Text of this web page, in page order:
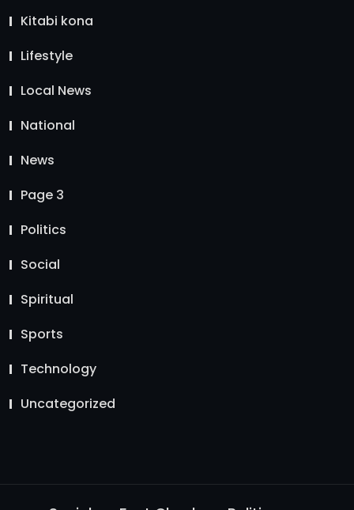
Kitabi kona
Lifestyle
Local News
National
News
Page 3
Politics
Social
Spiritual
Sports
Technology
Uncategorized